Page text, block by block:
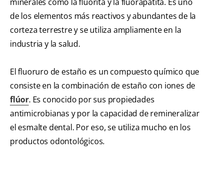
de los elementos más reactivos y abundantes de la
corteza terrestre y se utiliza ampliamente en la
industria y la salud.
El fluoruro de estaño es un compuesto químico que
consiste en la combinación de estaño con iones de
flúor. Es conocido por sus propiedades
antimicrobianas y por la capacidad de remineralizar
el esmalte dental. Por eso, se utiliza mucho en los
productos odontológicos.